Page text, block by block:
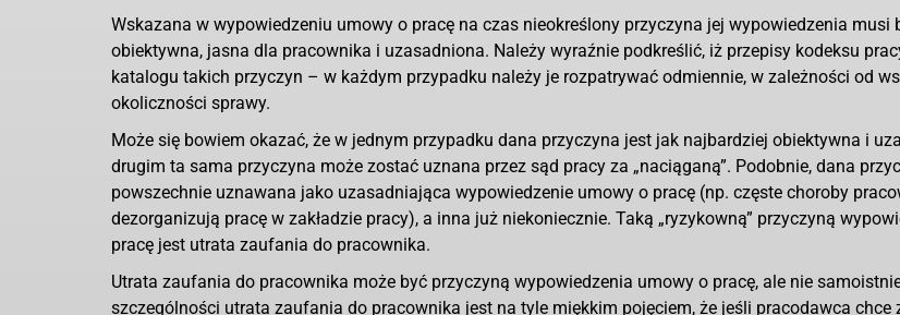
Wskazana w wypowiedzeniu umowy o pracę na czas nieokreślony przyczyna jej wypowiedzenia musi
obiektywna, jasna dla pracownika i uzasadniona. Należy wyraźnie podkreślić, iż przepisy kodeksu
katalogu takich przyczyn – w każdym przypadku należy je rozpatrywać odmiennie, w zależności od
okoliczności sprawy.
Może się bowiem okazać, że w jednym przypadku dana przyczyna jest jak najbardziej obiektywna i
drugim ta sama przyczyna może zostać uznana przez sąd pracy za „naciąganą”. Podobnie, dana
powszechnie uznawana jako uzasadniająca wypowiedzenie umowy o pracę (np. częste choroby
dezorganizują pracę w zakładzie pracy), a inna już niekoniecznie. Taką „ryzykowną” przyczyną
pracę jest utrata zaufania do pracownika.
Utrata zaufania do pracownika może być przyczyną wypowiedzenia umowy o pracę, ale nie
szczególności utrata zaufania do pracownika jest na tyle miękkim pojęciem, że jeśli pracodawca chce